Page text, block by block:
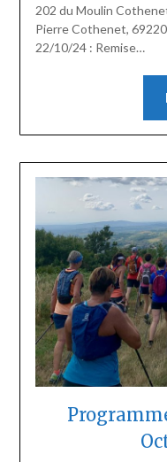
202 du Moulin
Pierre Cothenet,
22/10/24 : Remise…